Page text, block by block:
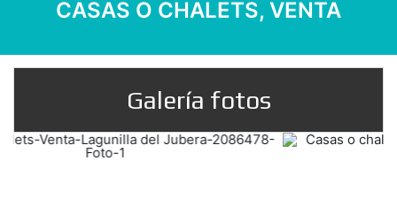
CASAS O CHALETS, VENTA
Galería fotos